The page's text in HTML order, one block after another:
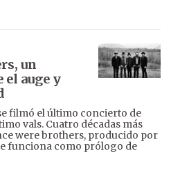
un
el auge y
filmó el último concierto de
vals. Cuatro décadas más
were brothers, producido por
funciona como prólogo de